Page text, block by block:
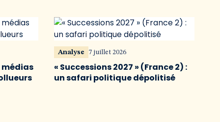
médias
Analyse 7 juillet 2026
« Successions 2027 » (France 2) :
un safari politique dépolitisé